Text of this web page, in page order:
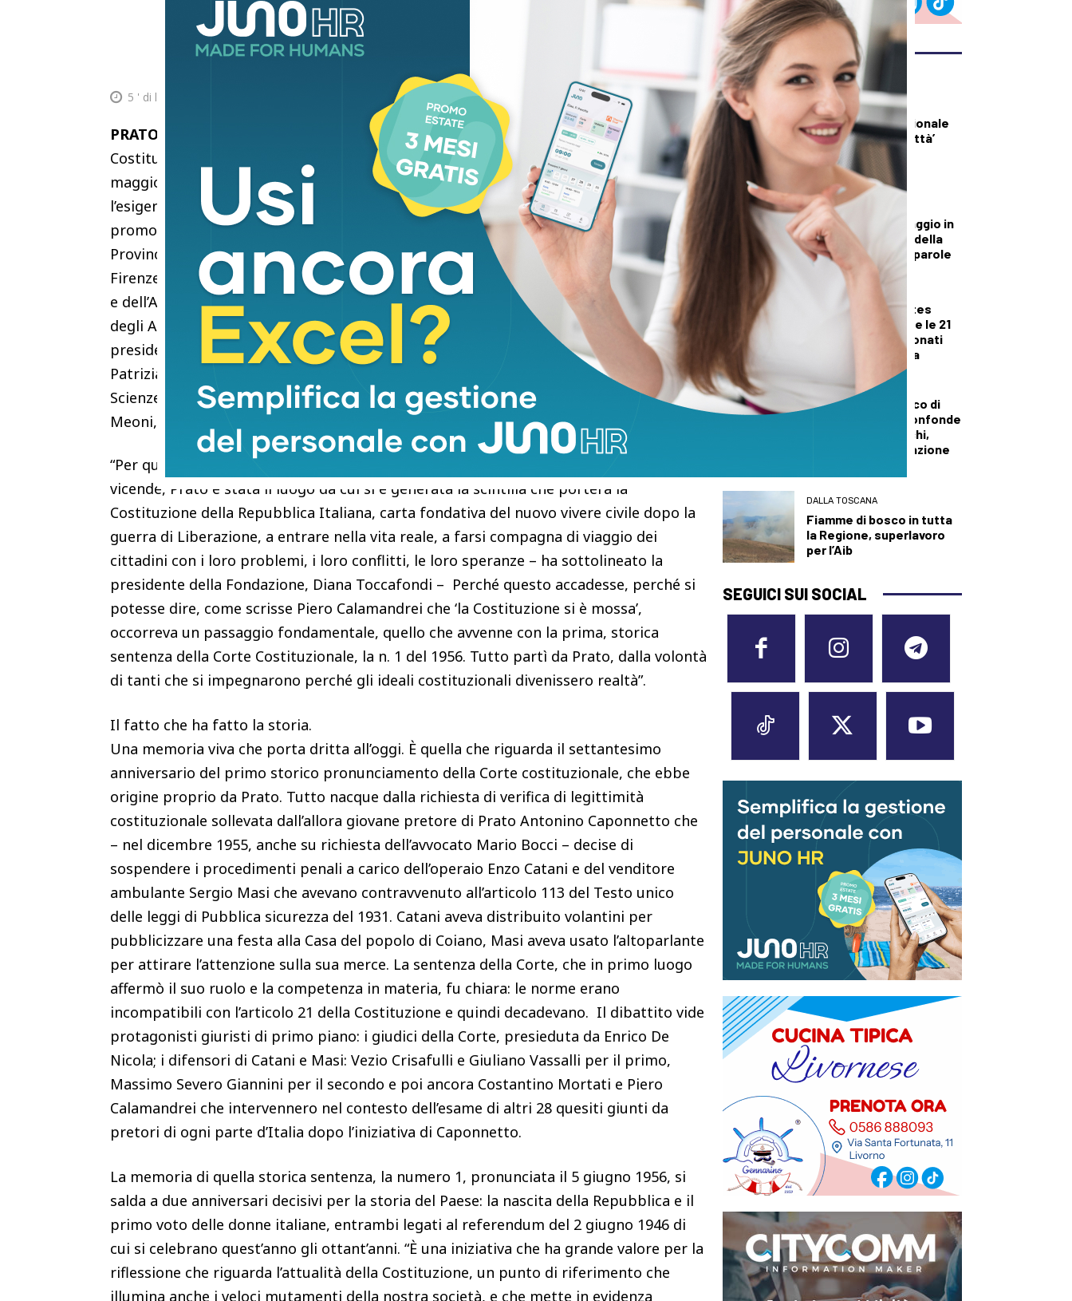
5 ' di lettura
PRATO –
Una graphic novel per raccontare la prima sentenza della Corte
Costituzionale e i suoi protagonisti che si traduce in una Giornata di studi il 12
maggio e un’iniziativa al Cicognini Rodari il 14 maggio. Il dovere di fare memoria e
l’esigenza di guardare all’attualità istituzionale sono alla base di alcune iniziative
promosse dalla Fondazione Cassa di Risparmio di Prato, con la collaborazione della
Provincia di Prato, del Dipartimento di Scienze Giuridiche dell’Università degli Studi di
Firenze, del Centro di studi Paolo Grossi per la storia del pensiero giuridico moderno
e dell’Archivio di Stato di Prato, con il patrocinio del Tribunale di Prato e dell’Ordine
degli Avvocati. Stamani (giovedì 7 maggio) il programma è stato presentato dalla
presidente della Fondazione, Diana Toccafondi, con la presidente del Tribunale
Patrizia Pompei, i professori Massimiliano Gregorio e Irene Stolzi del Dipartimento di
Scienze giuridiche dell’Università di Firenze, il direttore dell’Archivio di Stato Leonardo
Meoni, e il fumettista Niccolò Storai che sulla vicenda ha realizzato una graphic novel.
“Per quel singolare intreccio di cause e casualità che contraddistingue le umane
vicende, Prato è stata il luogo da cui si è generata la scintilla che porterà la
Costituzione della Repubblica Italiana, carta fondativa del nuovo vivere civile dopo la
guerra di Liberazione, a entrare nella vita reale, a farsi compagna di viaggio dei
cittadini con i loro problemi, i loro conflitti, le loro speranze – ha sottolineato la
presidente della Fondazione, Diana Toccafondi – Perché questo accadesse, perché si
potesse dire, come scrisse Piero Calamandrei che ‘la Costituzione si è mossa’,
occorreva un passaggio fondamentale, quello che avvenne con la prima, storica
sentenza della Corte Costituzionale, la n. 1 del 1956. Tutto partì da Prato, dalla volontà
di tanti che si impegnarono perché gli ideali costituzionali divenissero realtà”.
Il fatto che ha fatto la storia.
Una memoria viva che porta dritta all’oggi. È quella che riguarda il settantesimo
anniversario del primo storico pronunciamento della Corte costituzionale, che ebbe
origine proprio da Prato. Tutto nacque dalla richiesta di verifica di legittimità
costituzionale sollevata dall’allora giovane pretore di Prato Antonino Caponnetto che
– nel dicembre 1955, anche su richiesta dell’avvocato Mario Bocci – decise di
sospendere i procedimenti penali a carico dell’operaio Enzo Catani e del venditore
ambulante Sergio Masi che avevano contravvenuto all’articolo 113 del Testo unico
delle leggi di Pubblica sicurezza del 1931. Catani aveva distribuito volantini per
pubblicizzare una festa alla Casa del popolo di Coiano, Masi aveva usato l’altoparlante
per attirare l’attenzione sulla sua merce. La sentenza della Corte, che in primo luogo
affermò il suo ruolo e la competenza in materia, fu chiara: le norme erano
incompatibili con l’articolo 21 della Costituzione e quindi decadevano. Il dibattito vide
protagonisti giuristi di primo piano: i giudici della Corte, presieduta da Enrico De
Nicola; i difensori di Catani e Masi: Vezio Crisafulli e Giuliano Vassalli per il primo,
Massimo Severo Giannini per il secondo e poi ancora Costantino Mortati e Piero
Calamandrei che intervennero nel contesto dell’esame di altri 28 quesiti giunti da
pretori di ogni parte d’Italia dopo l’iniziativa di Caponnetto.
La memoria di quella storica sentenza, la numero 1, pronunciata il 5 giugno 1956, si
salda a due anniversari decisivi per la storia del Paese: la nascita della Repubblica e il
primo voto delle donne italiane, entrambi legati al referendum del 2 giugno 1946 di
cui si celebrano quest’anno gli ottant’anni. “È una iniziativa che ha grande valore per la
riflessione che riguarda l’attualità della Costituzione, un punto di riferimento che
illumina anche i veloci mutamenti della nostra società, e che mette in evidenza
ULTIMI ARTICOLI
PRIMO PIANO
Il 7 settembre al
Politeama il tradizionale
‘Concerto per la Città’
della Camerata
Strumentale
CULTURA ED EVENTI
Apriti Chiostro, viaggio in
Ucraina nel segno della
pace fra musica e parole
Nuoto, la Rari Nantes
Florentia raggiunge le 21
medaglie ai Campionati
italiani di categoria
DALLA TOSCANA
Sanità, duro attacco di
Tomasi a Giani: “Confonde
i tagli con gli sprechi,
serve una pianificazione
DALLA TOSCANA
Fiamme di bosco in tutta
la Regione, superlavoro
per l’Aib
SEGUICI SUI SOCIAL